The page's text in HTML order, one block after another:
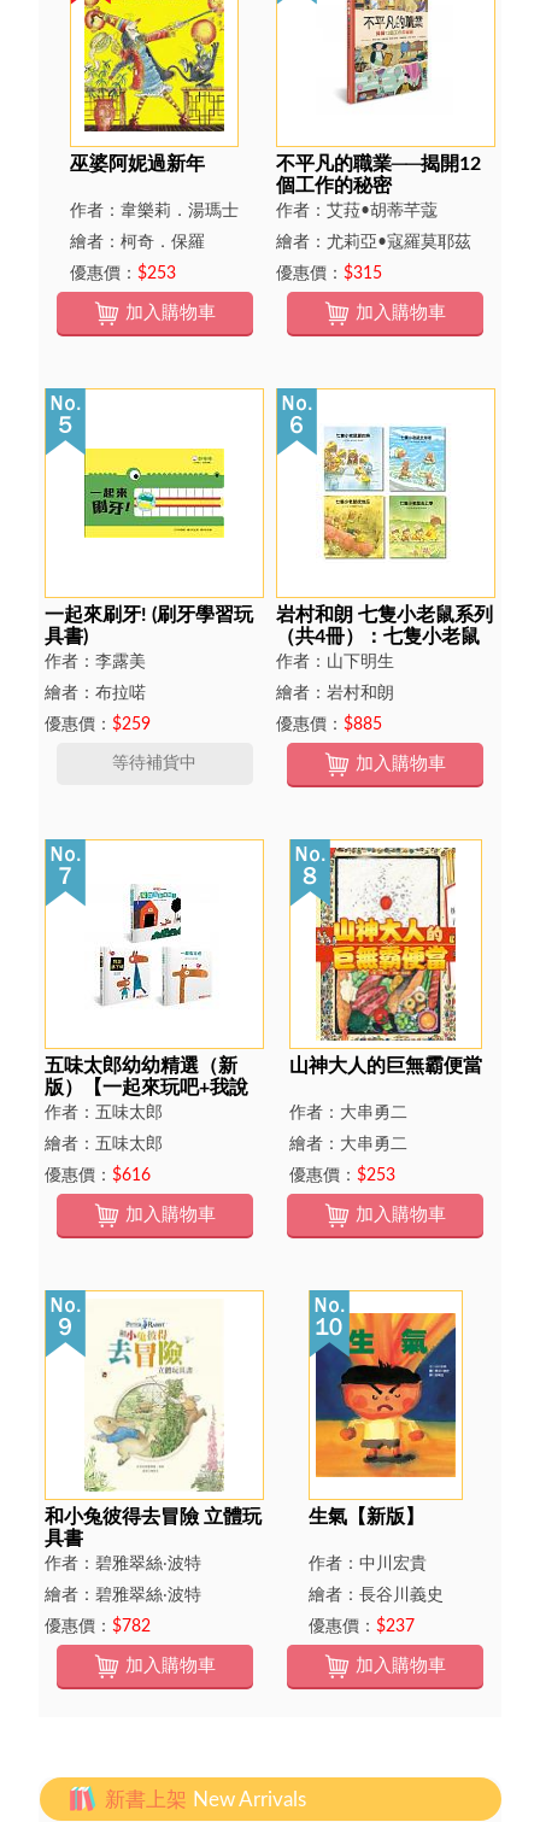
巫婆阿妮過新年
作者：韋樂莉．湯瑪士
繪者：柯奇．保羅
優惠價：$253
加入購物車
不平凡的職業──揭開12
個工作的秘密
作者：艾菈•胡蒂芊蔻
繪者：尤莉亞•寇羅莫耶茲
優惠價： $315
加入購物車
一起來刷牙! (刷牙學習玩
具書)
作者：李露美
繪者：布拉喏
優惠價：$259
等待補貨中
岩村和朗 七隻小老鼠系列
（共4冊）：七隻小老鼠
去海邊、七隻小老鼠挖地
瓜、七隻小老鼠愛釣魚、
七隻小老鼠去上學
作者：山下明生
繪者：岩村和朗
優惠價： $885
加入購物車
五味太郎幼幼精選（新
版）【一起來玩吧+我說
過了啊+是誰在那裡
呢？】
作者：五味太郎
繪者：五味太郎
優惠價：$616
加入購物車
山神大人的巨無霸便當
作者：大串勇二
繪者：大串勇二
優惠價： $253
加入購物車
和小兔彼得去冒險 立體玩
具書
作者：碧雅翠絲‧波特
繪者：碧雅翠絲‧波特
優惠價：$782
加入購物車
生氣【新版】
作者：中川宏貴
繪者：長谷川義史
優惠價： $237
加入購物車
新書上架 New Arrivals